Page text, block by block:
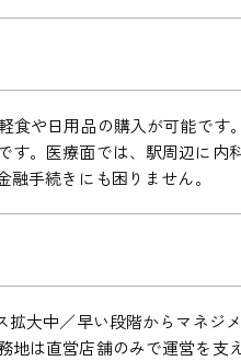
や日用品の購入が可能です
す。医療面では、駅周辺に内
手続きにも困りません。
大中／早い段階からマネジ
は直営店舗のみで運営を支